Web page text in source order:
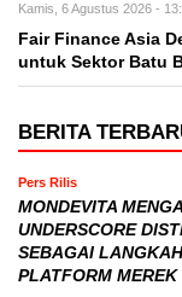
Kamis, 6 Agustus 2026 -
Fair Finance Asia
untuk Sektor Batu
BERITA
Pers Rilis
MONDEVITA
UNDERSCORE
SEBAGAI
PLATFORM